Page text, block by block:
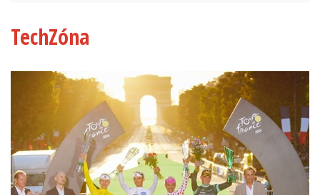
TechZóna